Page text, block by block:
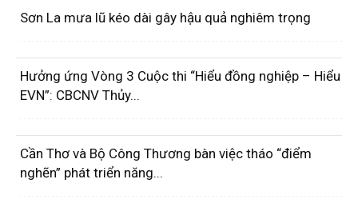
Sơn La mưa lũ kéo dài gây hậu quả nghiêm trọng
Hưởng ứng Vòng 3 Cuộc thi “Hiểu đồng nghiệp – Hiểu
EVN”: CBCNV Thủy...
Cần Thơ và Bộ Công Thương bàn việc tháo “điểm
nghẽn” phát triển năng...